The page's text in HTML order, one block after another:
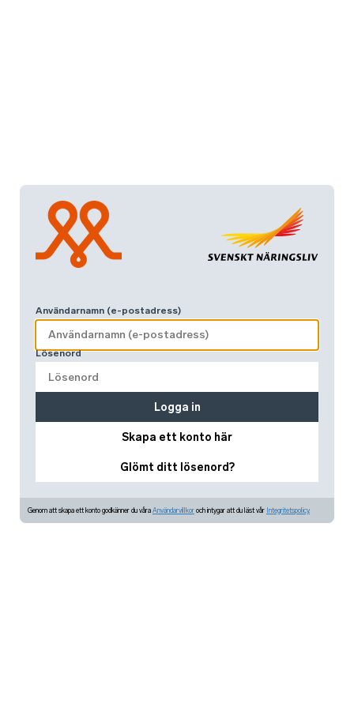
Användarnamn (e-postadress)
Lösenord
Skapa ett konto här
Glömt ditt lösenord?
Logga in
Genom att skapa ett konto godkänner du våra Användarvillkor och intygar att du läst vår Integritetspolicy.